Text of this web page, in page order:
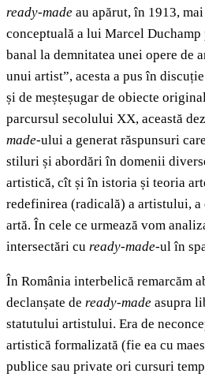
ready-made au apărut, în 1913,
conceptuală a lui Marcel
banal la demnitatea unei opere de
unui artist”, acesta a pus în
și de meșteșugar de obiecte
parcursul secolului XX, această
made-ului a generat răspunsuri
stiluri și abordări în domenii
artistică, cît și în istoria și teoria
redefinirea (radicală) a artistului, a
artă. În cele ce urmează vom
intersectări cu ready-made-ul în
În România interbelică remarcăm
declanșate de ready-made asupra
statutului artistului. Era de
artistică formalizată (fie ea cu
publice sau private ori cursuri